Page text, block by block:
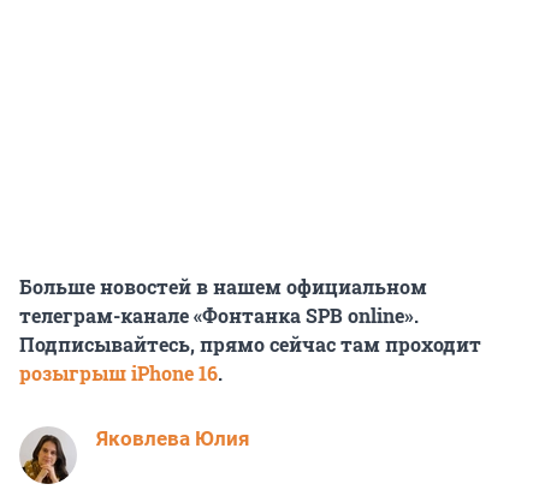
Больше новостей в нашем официальном
телеграм-канале «Фонтанка SPB online».
Подписывайтесь, прямо сейчас там проходит
розыгрыш iPhone 16.
Яковлева Юлия